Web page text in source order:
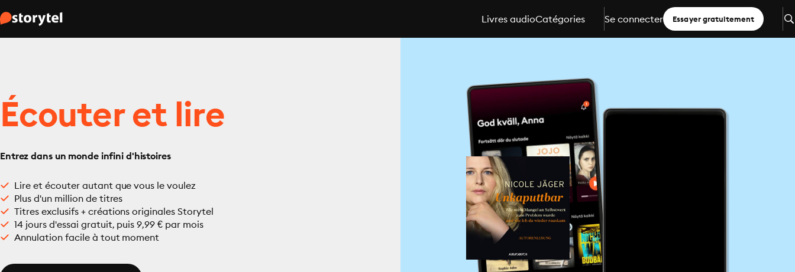
Livres audioCatégories Se connecter Essayer gratuitement
Écouter et lire
Entrez dans un monde infini d'histoires
Lire et écouter autant que vous le voulez
Plus d'un million de titres
Titres exclusifs + créations originales Storytel
14 jours d'essai gratuit, puis 9,99 € par mois
Annulation facile à tout moment